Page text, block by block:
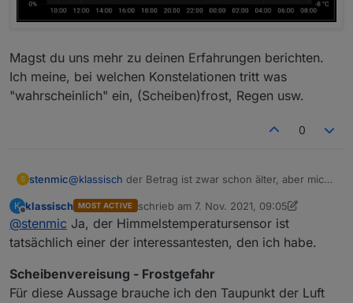
Magst du uns mehr zu deinen Erfahrungen berichten.
Ich meine, bei welchen Konstelationen tritt was
"wahrscheinlich" ein, (Scheiben)frost, Regen usw.
0
S stenmic@klassisch der Betrag ist zwar schon älter, aber mich
Der Sensor ist montiert und liefert schon mal Werte.
K
Offline
klassisch MOST ACTIVE schrieb am 7. Nov. 2021, 09:05
zuletzt editiert von klassisch11. Juli 2021,
@stenmic Ja, der Himmelstemperatursensor ist
tatsächlich einer der interessantesten, den ich habe.
Scheibenvereisung - Frostgefahr
Für diese Aussage brauche ich den Taupunkt der Luft